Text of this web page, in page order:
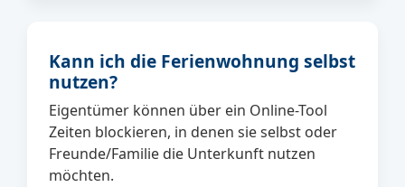
Kann ich die Ferienwohnung selbst
nutzen?
Eigentümer können über ein Online-Tool
Zeiten blockieren, in denen sie selbst oder
Freunde/Familie die Unterkunft nutzen
möchten.